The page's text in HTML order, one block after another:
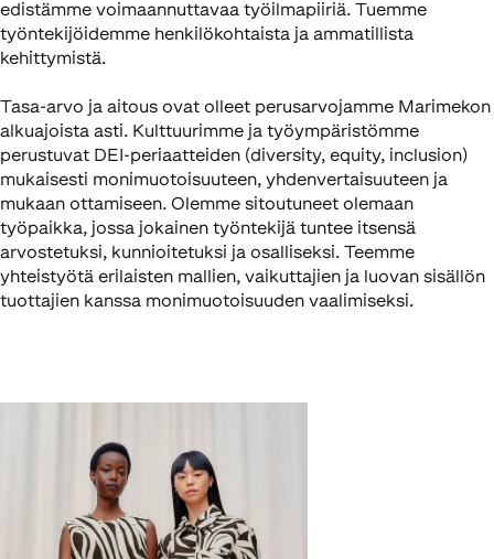
edistämme voimaannuttavaa työilmapiiriä. Tuemme
työntekijöidemme henkilökohtaista ja ammatillista
kehittymistä.
Tasa-arvo ja aitous ovat olleet perusarvojamme Marimekon
alkuajoista asti. Kulttuurimme ja työympäristömme
perustuvat DEI-periaatteiden (diversity, equity, inclusion)
mukaisesti monimuotoisuuteen, yhdenvertaisuuteen ja
mukaan ottamiseen. Olemme sitoutuneet olemaan
työpaikka, jossa jokainen työntekijä tuntee itsensä
arvostetuksi, kunnioitetuksi ja osalliseksi. Teemme
yhteistyötä erilaisten mallien, vaikuttajien ja luovan sisällön
tuottajien kanssa monimuotoisuuden vaalimiseksi.